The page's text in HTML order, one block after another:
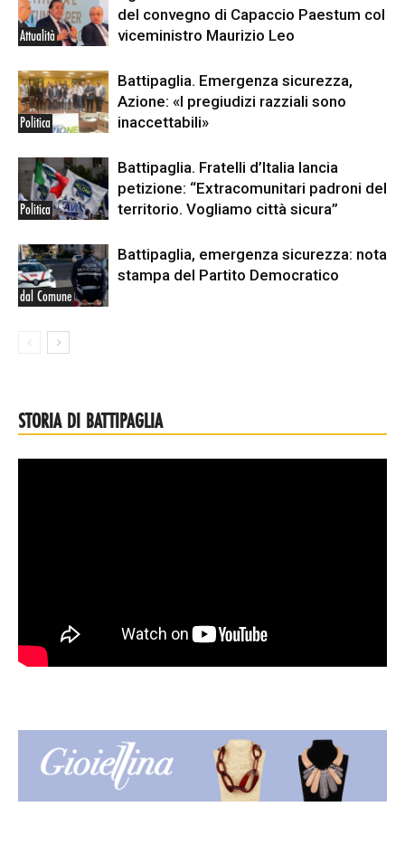
Attualità
del convegno di Capaccio Paestum col
viceministro Maurizio Leo
Politica
Battipaglia. Emergenza sicurezza,
Azione: «I pregiudizi razziali sono
inaccettabili»
Politica
Battipaglia. Fratelli d’Italia lancia
petizione: “Extracomunitari padroni del
territorio. Vogliamo città sicura”
dal Comune
Battipaglia, emergenza sicurezza: nota
stampa del Partito Democratico
STORIA DI BATTIPAGLIA